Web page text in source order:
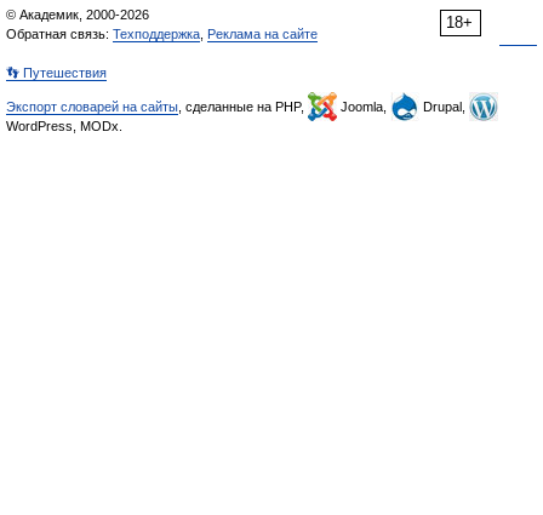
18+
© Академик, 2000-2026
Обратная связь: Техподдержка Реклама на сайте
👣 Путешествия
Экспорт словарей на сайты , сделанные на PHP, Joomla,
Drupal,
WordPress, MODx.